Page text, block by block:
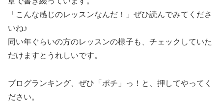
「こんな感じのレッスンなんだ！」ぜひ読んでみてくださ
いね♪
同い年ぐらいの方のレッスンの様子も、チェックしていた
だけますとうれしいです。
ブログランキング、ぜひ「ポチ」っ！と、押してやってく
ださい。